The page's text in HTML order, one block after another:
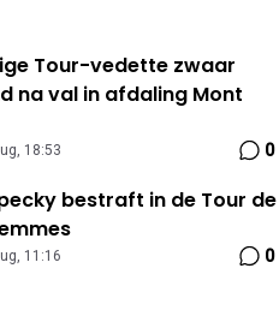
Tour-vedette zwaar
na val in afdaling Mont
18:53 0
bestraft in de Tour de
11:16 0